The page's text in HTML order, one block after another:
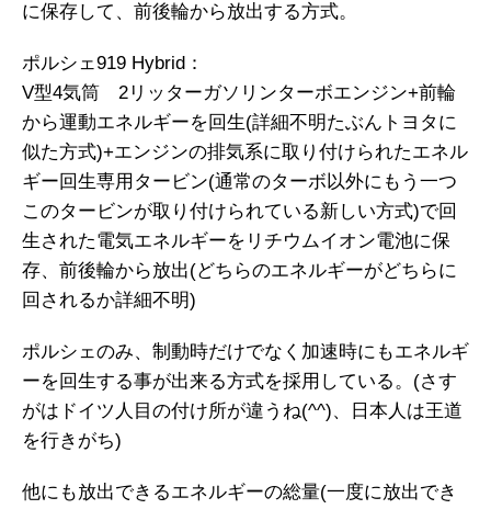
に保存して、前後輪から放出する方式。
ポルシェ919 Hybrid：
V型4気筒 2リッターガソリンターボエンジン+前輪
から運動エネルギーを回生(詳細不明たぶんトヨタに
似た方式)+エンジンの排気系に取り付けられたエネル
ギー回生専用タービン(通常のターボ以外にもう一つ
このタービンが取り付けられている新しい方式)で回
生された電気エネルギーをリチウムイオン電池に保
存、前後輪から放出(どちらのエネルギーがどちらに
回されるか詳細不明)
ポルシェのみ、制動時だけでなく加速時にもエネルギ
ーを回生する事が出来る方式を採用している。(さす
がはドイツ人目の付け所が違うね(^^)、日本人は王道
を行きがち)
他にも放出できるエネルギーの総量(一度に放出でき